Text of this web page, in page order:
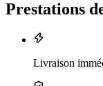
Prestations
Livraison